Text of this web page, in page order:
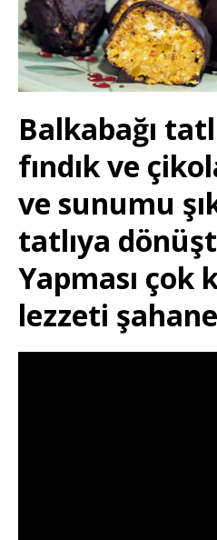
Balkabağı
fındık ve
ve sunumu
tatlıya
Yapması çok
lezzeti